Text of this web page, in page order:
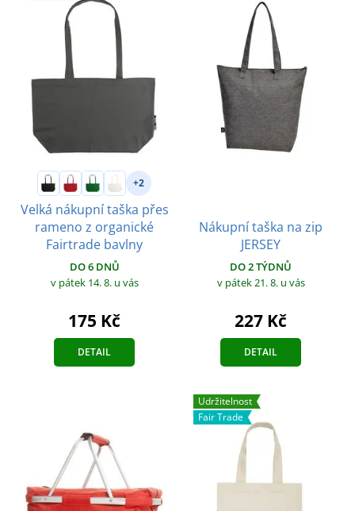
+2
Velká nákupní taška přes
rameno z organické
Fairtrade bavlny
DO 6 DNŮ
v pátek 14. 8. u vás
175 Kč
DETAIL
Nákupní taška na zip
JERSEY
DO 2 TÝDNŮ
v pátek 21. 8. u vás
227 Kč
DETAIL
Udržitelnost
Fair Trade